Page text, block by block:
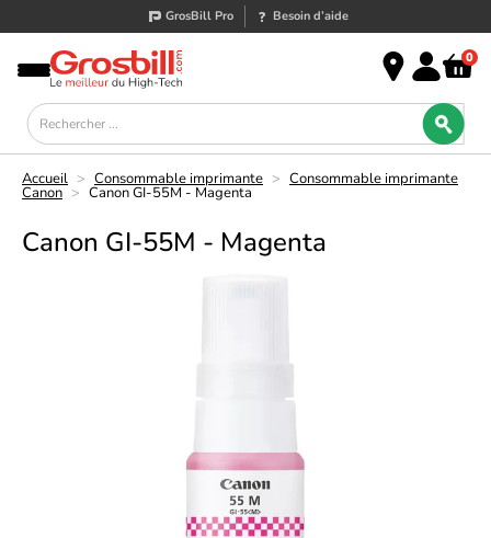
GrosBill Pro Besoin d’aide
0
Accueil > Consommable imprimante > Consommable imprimante
Canon > Canon GI-55M - Magenta
Canon GI-55M - Magenta